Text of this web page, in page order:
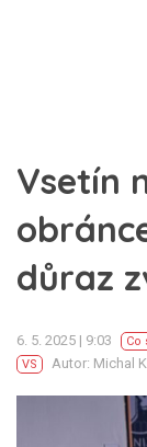
Vsetín
důraz
6. 5. 2025 | 9:03 Co
VS
Autor: Michal